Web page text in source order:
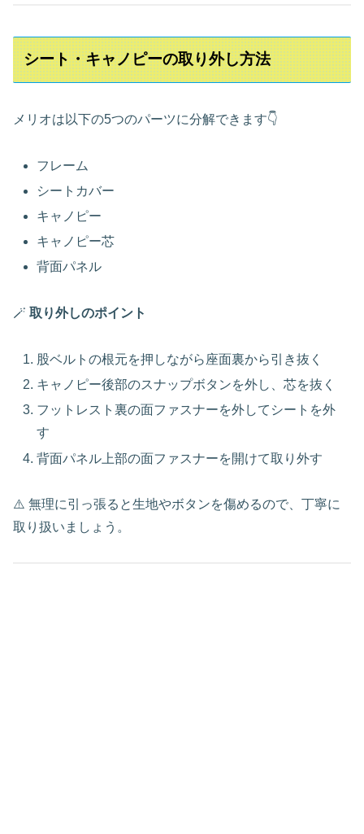
シート・キャノピーの取り外し方法
メリオは以下の5つのパーツに分解できます👇
フレーム
シートカバー
キャノピー
キャノピー芯
背面パネル
🪄 取り外しのポイント
股ベルトの根元を押しながら座面裏から引き抜く
キャノピー後部のスナップボタンを外し、芯を抜く
フットレスト裏の面ファスナーを外してシートを外
す
背面パネル上部の面ファスナーを開けて取り外す
⚠️ 無理に引っ張ると生地やボタンを傷めるので、丁寧に
取り扱いましょう。